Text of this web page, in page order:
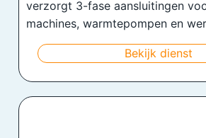
verzorgt 3-fase aansluitingen
machines, warmtepompen en
Bekijk dienst